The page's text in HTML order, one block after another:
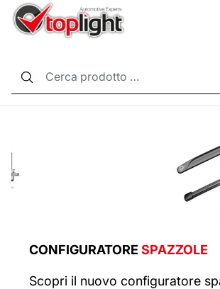
CONFIGURATORESPAZZOLE
Scopri il nuovo configuratore